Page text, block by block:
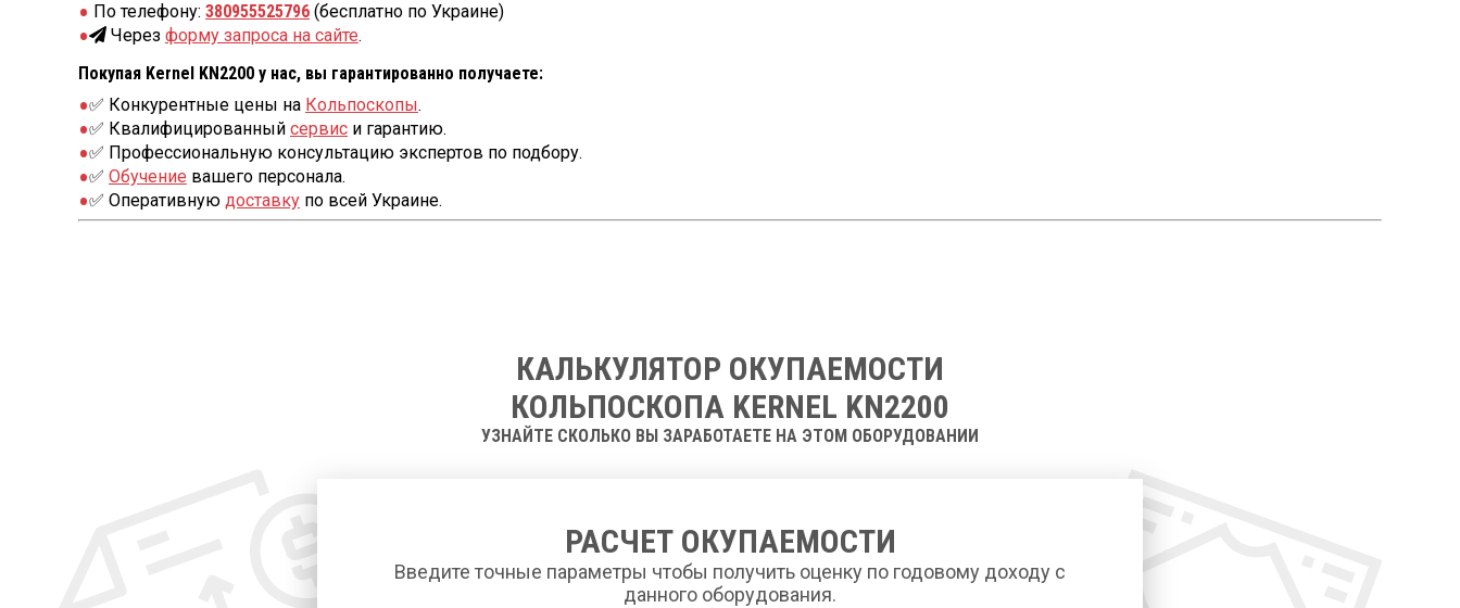
По телефону: 380955525796 (бесплатно по Украине)
Через форму запроса на сайте.
Покупая Kernel KN2200 у нас, вы гарантированно получаете:
✅ Конкурентные цены на Кольпоскопы.
✅ Квалифицированный сервис и гарантию.
✅ Профессиональную консультацию экспертов по подбору.
✅ Обучение вашего персонала.
✅ Оперативную доставку по всей Украине.
КАЛЬКУЛЯТОР ОКУПАЕМОСТИ
КОЛЬПОСКОПА KERNEL KN2200
УЗНАЙТЕ СКОЛЬКО ВЫ ЗАРАБОТАЕТЕ НА ЭТОМ ОБОРУДОВАНИИ
РАСЧЕТ ОКУПАЕМОСТИ
Введите точные параметры чтобы получить оценку по годовому доходу с
данного оборудования.